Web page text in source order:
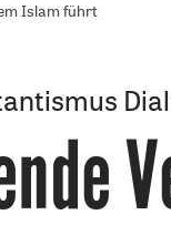
Islam führt
: